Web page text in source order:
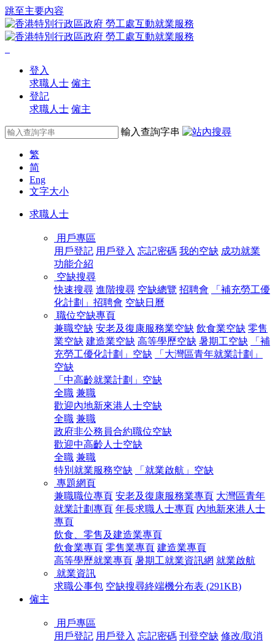
跳至主要內容
登入
求職人士 僱主
登記
求職人士 僱主
輸入查詢字串
繁
简
Eng
文字大小
求職人士
用戶專區
用戶登記 用戶登入 忘記密碼 我的空缺 成功就業
功能介紹
空缺搜尋
快速搜尋 進階搜尋 空缺總覽 招聘會
「補充勞工優
化計劃」招聘會 空缺日曆
職位空缺專頁
兼職空缺 安老及復康服務業空缺 飲食業空缺 零售
業空缺 建造業空缺 高等學歷空缺 暑期工空缺
「補
充勞工優化計劃」空缺
「大灣區青年就業計劃」
空缺
「中高齡就業計劃」空缺
全職 兼職
歡迎內地新來港人士空缺
全職 兼職
政府非公務員合約職位空缺
歡迎中高齡人士空缺
全職 兼職
特別就業服務空缺
「就業啟航」空缺
專題網頁
兼職職位專頁 安老及復康服務業專頁 大灣區青年
就業計劃專頁 年長求職人士專頁 內地新來港人士
專頁
飲食、零售及建造業專頁
飲食業專頁 零售業專頁 建造業專頁
高等學歷就業專頁 暑期工就業資訊網 就業啟航
就業資訊
求職公事包 空缺搜尋終端機分布表 (291KB)
僱主
用戶專區
用戶登記 用戶登入 忘記密碼 刊登空缺 修改/取消